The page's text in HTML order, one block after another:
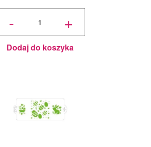
-
ilość
kulinarny do
dekoracji
13x14 cm -
ORNAMENT
- Słodki
Bufet
+
Dodaj do koszyka